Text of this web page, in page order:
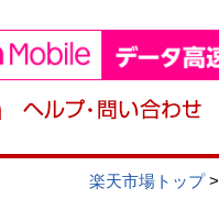
楽天市場トップ>